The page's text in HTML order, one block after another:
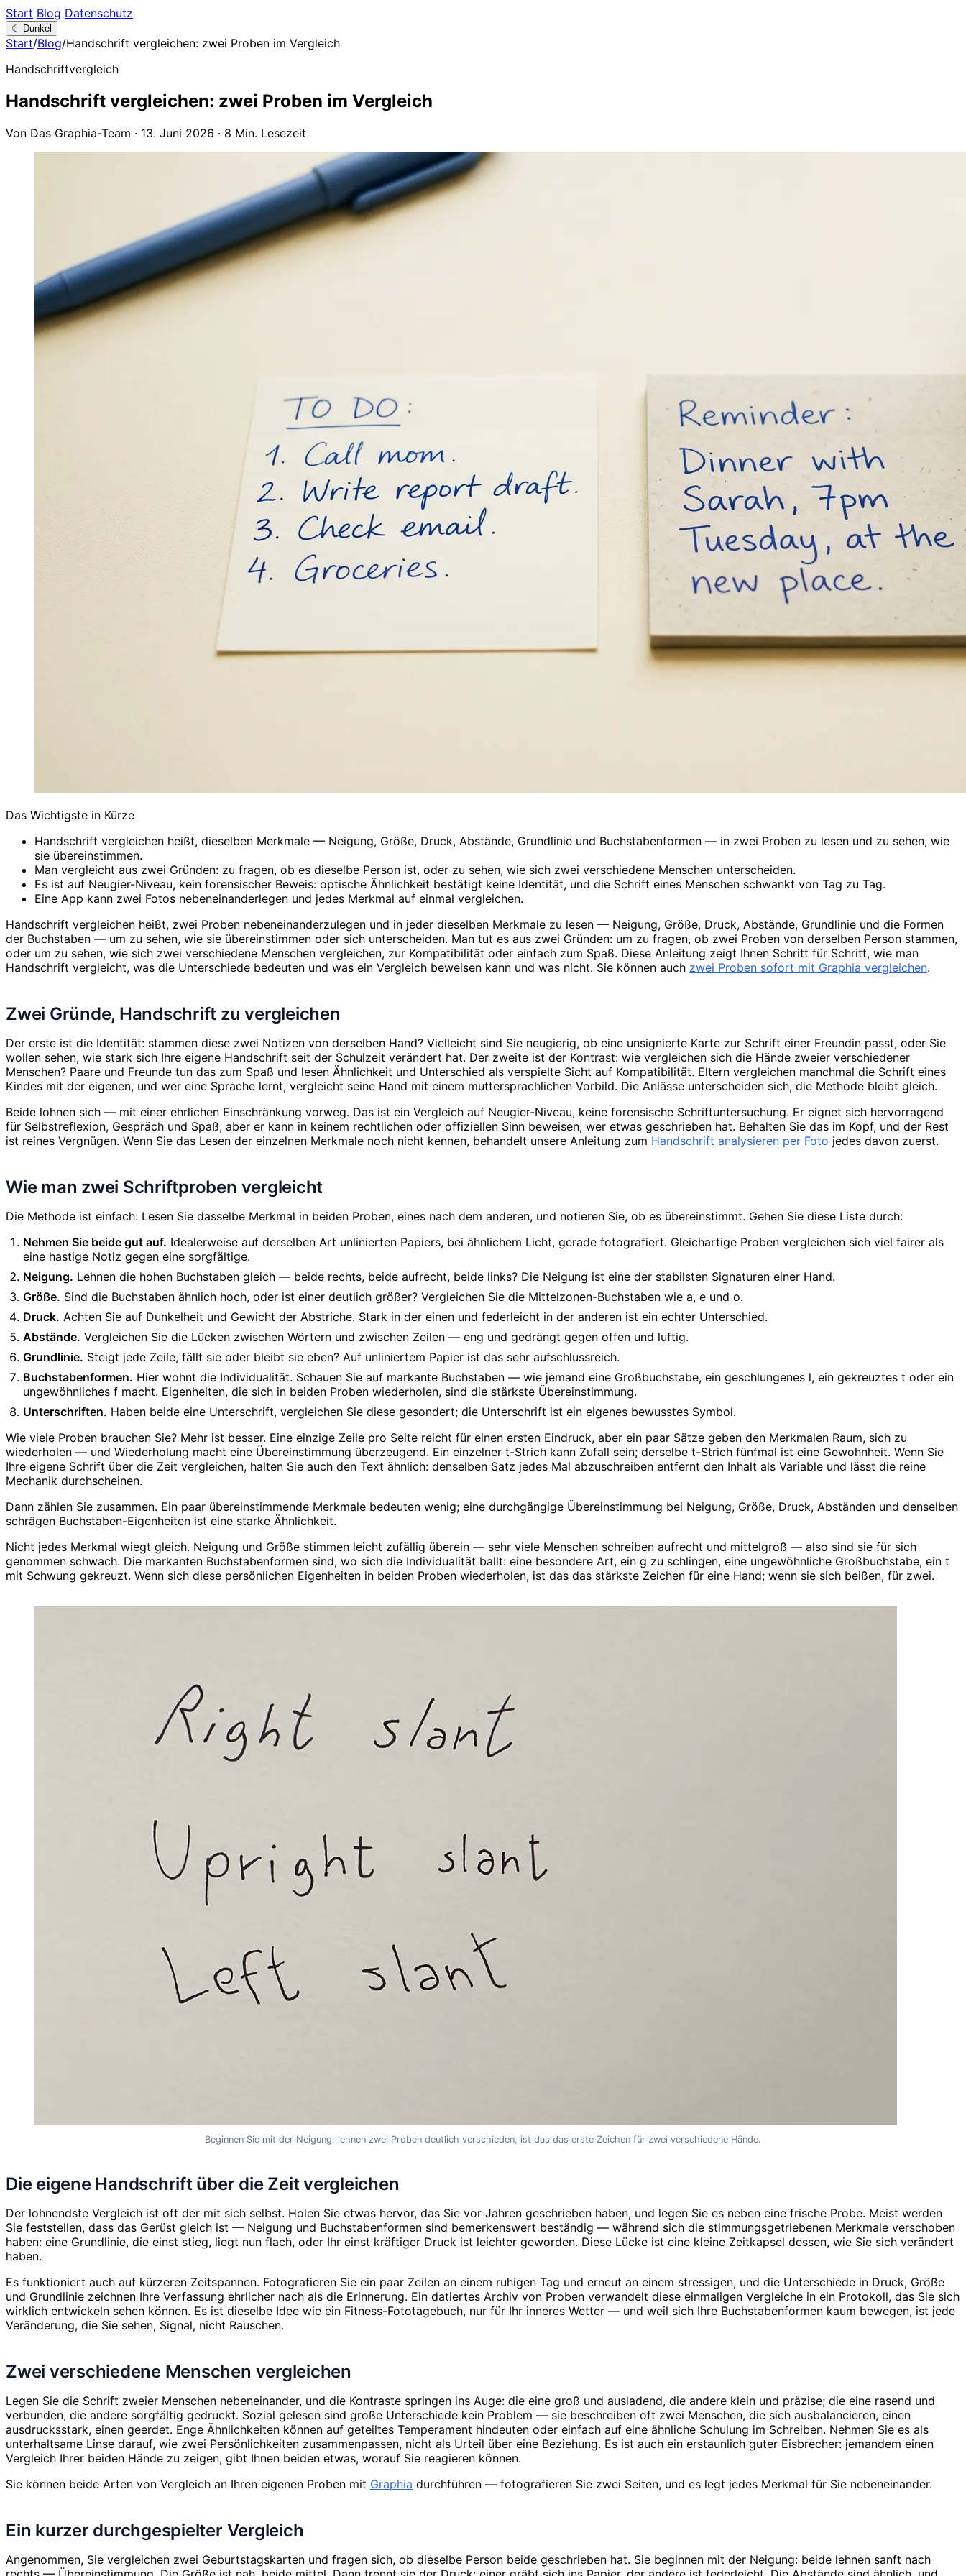
Start Blog Datenschutz
☾ Dunkel
Start/Blog/Handschrift vergleichen: zwei Proben im Vergleich
Handschriftvergleich
Handschrift vergleichen: zwei Proben im Vergleich
Von Das Graphia-Team · 13. Juni 2026 · 8 Min. Lesezeit
Das Wichtigste in Kürze
Handschrift vergleichen heißt, dieselben Merkmale — Neigung, Größe, Druck, Abstände, Grundlinie und Buchstabenformen — in zwei Proben zu lesen und zu sehen, wie
sie übereinstimmen.
Man vergleicht aus zwei Gründen: zu fragen, ob es dieselbe Person ist, oder zu sehen, wie sich zwei verschiedene Menschen unterscheiden.
Es ist auf Neugier-Niveau, kein forensischer Beweis: optische Ähnlichkeit bestätigt keine Identität, und die Schrift eines Menschen schwankt von Tag zu Tag.
Eine App kann zwei Fotos nebeneinanderlegen und jedes Merkmal auf einmal vergleichen.
Handschrift vergleichen heißt, zwei Proben nebeneinanderzulegen und in jeder dieselben Merkmale zu lesen — Neigung, Größe, Druck, Abstände, Grundlinie und die Formen
der Buchstaben — um zu sehen, wie sie übereinstimmen oder sich unterscheiden. Man tut es aus zwei Gründen: um zu fragen, ob zwei Proben von derselben Person stammen,
oder um zu sehen, wie sich zwei verschiedene Menschen vergleichen, zur Kompatibilität oder einfach zum Spaß. Diese Anleitung zeigt Ihnen Schritt für Schritt, wie man
Handschrift vergleicht, was die Unterschiede bedeuten und was ein Vergleich beweisen kann und was nicht. Sie können auch zwei Proben sofort mit Graphia vergleichen.
Zwei Gründe, Handschrift zu vergleichen
Der erste ist die Identität: stammen diese zwei Notizen von derselben Hand? Vielleicht sind Sie neugierig, ob eine unsignierte Karte zur Schrift einer Freundin passt, oder Sie
wollen sehen, wie stark sich Ihre eigene Handschrift seit der Schulzeit verändert hat. Der zweite ist der Kontrast: wie vergleichen sich die Hände zweier verschiedener
Menschen? Paare und Freunde tun das zum Spaß und lesen Ähnlichkeit und Unterschied als verspielte Sicht auf Kompatibilität. Eltern vergleichen manchmal die Schrift eines
Kindes mit der eigenen, und wer eine Sprache lernt, vergleicht seine Hand mit einem muttersprachlichen Vorbild. Die Anlässe unterscheiden sich, die Methode bleibt gleich.
Beide lohnen sich — mit einer ehrlichen Einschränkung vorweg. Das ist ein Vergleich auf Neugier-Niveau, keine forensische Schriftuntersuchung. Er eignet sich hervorragend
für Selbstreflexion, Gespräch und Spaß, aber er kann in keinem rechtlichen oder offiziellen Sinn beweisen, wer etwas geschrieben hat. Behalten Sie das im Kopf, und der Rest
ist reines Vergnügen. Wenn Sie das Lesen der einzelnen Merkmale noch nicht kennen, behandelt unsere Anleitung zum Handschrift analysieren per Foto jedes davon zuerst.
Wie man zwei Schriftproben vergleicht
Die Methode ist einfach: Lesen Sie dasselbe Merkmal in beiden Proben, eines nach dem anderen, und notieren Sie, ob es übereinstimmt. Gehen Sie diese Liste durch:
Nehmen Sie beide gut auf. Idealerweise auf derselben Art unlinierten Papiers, bei ähnlichem Licht, gerade fotografiert. Gleichartige Proben vergleichen sich viel fairer als
eine hastige Notiz gegen eine sorgfältige.
Neigung. Lehnen die hohen Buchstaben gleich — beide rechts, beide aufrecht, beide links? Die Neigung ist eine der stabilsten Signaturen einer Hand.
Größe. Sind die Buchstaben ähnlich hoch, oder ist einer deutlich größer? Vergleichen Sie die Mittelzonen-Buchstaben wie a, e und o.
Druck. Achten Sie auf Dunkelheit und Gewicht der Abstriche. Stark in der einen und federleicht in der anderen ist ein echter Unterschied.
Abstände. Vergleichen Sie die Lücken zwischen Wörtern und zwischen Zeilen — eng und gedrängt gegen offen und luftig.
Grundlinie. Steigt jede Zeile, fällt sie oder bleibt sie eben? Auf unliniertem Papier ist das sehr aufschlussreich.
Buchstabenformen. Hier wohnt die Individualität. Schauen Sie auf markante Buchstaben — wie jemand eine Großbuchstabe, ein geschlungenes l, ein gekreuztes t oder ein
ungewöhnliches f macht. Eigenheiten, die sich in beiden Proben wiederholen, sind die stärkste Übereinstimmung.
Unterschriften. Haben beide eine Unterschrift, vergleichen Sie diese gesondert; die Unterschrift ist ein eigenes bewusstes Symbol.
Wie viele Proben brauchen Sie? Mehr ist besser. Eine einzige Zeile pro Seite reicht für einen ersten Eindruck, aber ein paar Sätze geben den Merkmalen Raum, sich zu
wiederholen — und Wiederholung macht eine Übereinstimmung überzeugend. Ein einzelner t-Strich kann Zufall sein; derselbe t-Strich fünfmal ist eine Gewohnheit. Wenn Sie
Ihre eigene Schrift über die Zeit vergleichen, halten Sie auch den Text ähnlich: denselben Satz jedes Mal abzuschreiben entfernt den Inhalt als Variable und lässt die reine
Mechanik durchscheinen.
Dann zählen Sie zusammen. Ein paar übereinstimmende Merkmale bedeuten wenig; eine durchgängige Übereinstimmung bei Neigung, Größe, Druck, Abständen und denselben
schrägen Buchstaben-Eigenheiten ist eine starke Ähnlichkeit.
Nicht jedes Merkmal wiegt gleich. Neigung und Größe stimmen leicht zufällig überein — sehr viele Menschen schreiben aufrecht und mittelgroß — also sind sie für sich
genommen schwach. Die markanten Buchstabenformen sind, wo sich die Individualität ballt: eine besondere Art, ein g zu schlingen, eine ungewöhnliche Großbuchstabe, ein t
mit Schwung gekreuzt. Wenn sich diese persönlichen Eigenheiten in beiden Proben wiederholen, ist das das stärkste Zeichen für eine Hand; wenn sie sich beißen, für zwei.
Beginnen Sie mit der Neigung: lehnen zwei Proben deutlich verschieden, ist das das erste Zeichen für zwei verschiedene Hände.
Die eigene Handschrift über die Zeit vergleichen
Der lohnendste Vergleich ist oft der mit sich selbst. Holen Sie etwas hervor, das Sie vor Jahren geschrieben haben, und legen Sie es neben eine frische Probe. Meist werden
Sie feststellen, dass das Gerüst gleich ist — Neigung und Buchstabenformen sind bemerkenswert beständig — während sich die stimmungsgetriebenen Merkmale verschoben
haben: eine Grundlinie, die einst stieg, liegt nun flach, oder Ihr einst kräftiger Druck ist leichter geworden. Diese Lücke ist eine kleine Zeitkapsel dessen, wie Sie sich verändert
haben.
Es funktioniert auch auf kürzeren Zeitspannen. Fotografieren Sie ein paar Zeilen an einem ruhigen Tag und erneut an einem stressigen, und die Unterschiede in Druck, Größe
und Grundlinie zeichnen Ihre Verfassung ehrlicher nach als die Erinnerung. Ein datiertes Archiv von Proben verwandelt diese einmaligen Vergleiche in ein Protokoll, das Sie sich
wirklich entwickeln sehen können. Es ist dieselbe Idee wie ein Fitness-Fototagebuch, nur für Ihr inneres Wetter — und weil sich Ihre Buchstabenformen kaum bewegen, ist jede
Veränderung, die Sie sehen, Signal, nicht Rauschen.
Zwei verschiedene Menschen vergleichen
Legen Sie die Schrift zweier Menschen nebeneinander, und die Kontraste springen ins Auge: die eine groß und ausladend, die andere klein und präzise; die eine rasend und
verbunden, die andere sorgfältig gedruckt. Sozial gelesen sind große Unterschiede kein Problem — sie beschreiben oft zwei Menschen, die sich ausbalancieren, einen
ausdrucksstark, einen geerdet. Enge Ähnlichkeiten können auf geteiltes Temperament hindeuten oder einfach auf eine ähnliche Schulung im Schreiben. Nehmen Sie es als
unterhaltsame Linse darauf, wie zwei Persönlichkeiten zusammenpassen, nicht als Urteil über eine Beziehung. Es ist auch ein erstaunlich guter Eisbrecher: jemandem einen
Vergleich Ihrer beiden Hände zu zeigen, gibt Ihnen beiden etwas, worauf Sie reagieren können.
Sie können beide Arten von Vergleich an Ihren eigenen Proben mit Graphia durchführen — fotografieren Sie zwei Seiten, und es legt jedes Merkmal für Sie nebeneinander.
Ein kurzer durchgespielter Vergleich
Angenommen, Sie vergleichen zwei Geburtstagskarten und fragen sich, ob dieselbe Person beide geschrieben hat. Sie beginnen mit der Neigung: beide lehnen sanft nach